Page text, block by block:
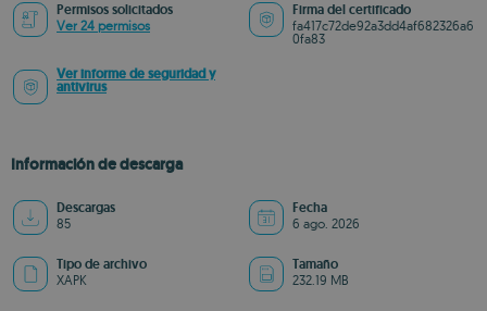
Permisos solicitados
Ver 24 permisos
Firma del certificado
fa417c72de92a3dd4af682326a6
0fa83
Ver informe de seguridad y
antivirus
Información de descarga
Descargas
85
Fecha
6 ago. 2026
Tipo de archivo
XAPK
Tamaño
232.19 MB